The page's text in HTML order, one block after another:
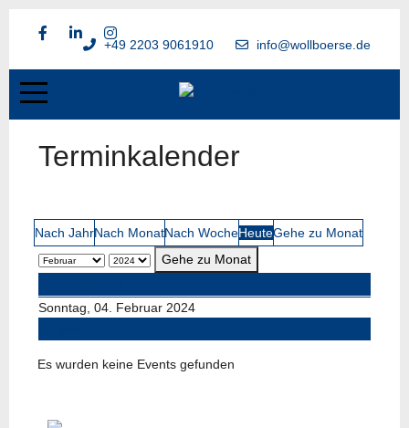
+49 2203 9061910 info@wollboerse.de
Terminkalender
Nach JahrNach MonatNach WocheHeuteGehe zu Monat
Gehe zu Monat
Sonntag, 04. Februar 2024
Es wurden keine Events gefunden